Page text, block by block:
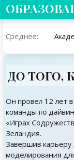
Среднее:
ДО ТОГО,
Он провел 12 лет
команды по
«Играх
Зеландия.
Завершив
моделирования